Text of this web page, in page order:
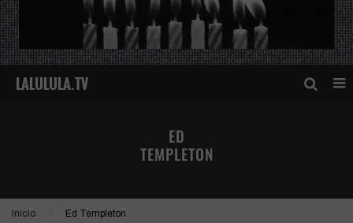
¿QUÉ ES ESTO?
ED
TEMPLETON
Inicio Ed Templeton